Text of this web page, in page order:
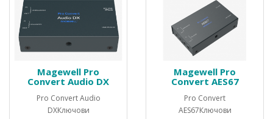
Magewell Pro
Convert Audio DX
Pro Convert Audio
DXКлючови
Magewell Pro
Convert AES67
Pro Convert
AES67Ключови